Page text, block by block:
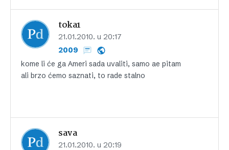
toka1
21.01.2010. u 20:17
2009
kome li će ga Ameri sada uvaliti, samo ae pitam
ali brzo ćemo saznati, to rade stalno
sava
21.01.2010. u 20:19